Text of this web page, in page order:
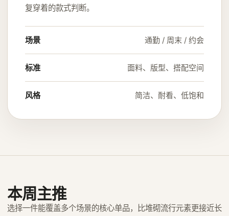
复穿着的款式判断。
场景 通勤 / 周末 / 约会
标准 面料、版型、搭配空间
风格 简洁、耐看、低饱和
本周主推
选择一件能覆盖多个场景的核心单品，比堆砌流行元素更接近长